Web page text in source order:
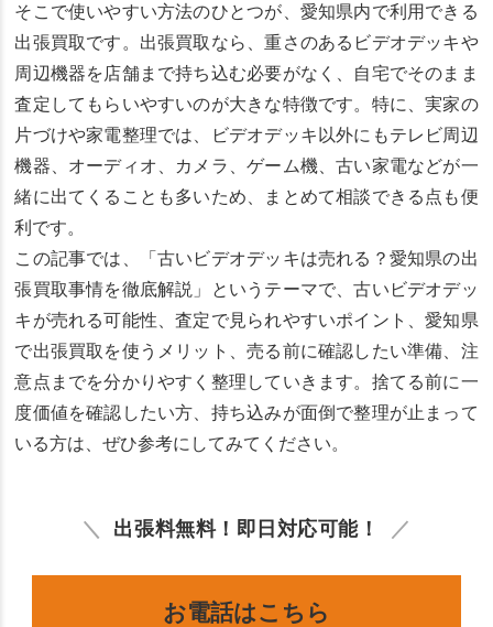
そこで使いやすい方法のひとつが、愛知県内で利用できる
出張買取です。出張買取なら、重さのあるビデオデッキや
周辺機器を店舗まで持ち込む必要がなく、自宅でそのまま
査定してもらいやすいのが大きな特徴です。特に、実家の
片づけや家電整理では、ビデオデッキ以外にもテレビ周辺
機器、オーディオ、カメラ、ゲーム機、古い家電などが一
緒に出てくることも多いため、まとめて相談できる点も便
利です。
この記事では、「古いビデオデッキは売れる？愛知県の出
張買取事情を徹底解説」というテーマで、古いビデオデッ
キが売れる可能性、査定で見られやすいポイント、愛知県
で出張買取を使うメリット、売る前に確認したい準備、注
意点までを分かりやすく整理していきます。捨てる前に一
度価値を確認したい方、持ち込みが面倒で整理が止まって
いる方は、ぜひ参考にしてみてください。
出張料無料！即日対応可能！
お電話はこちら